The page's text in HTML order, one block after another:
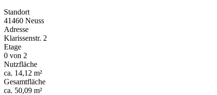
Standort
41460 Neuss
Adresse
Klarissenstr. 2
Etage
0 von 2
Nutzfläche
ca. 14,12 m²
Gesamtfläche
ca. 50,09 m²